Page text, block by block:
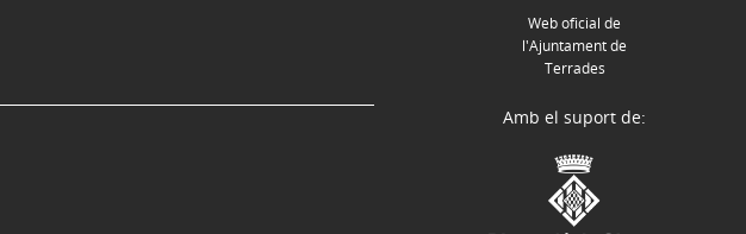
Web oficial de
l'Ajuntament de
Terrades
Amb el suport de: